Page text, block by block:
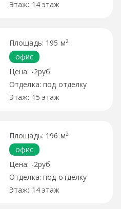
14 этаж
195 м2
офис
-2руб.
под отделку
15 этаж
196 м2
офис
-2руб.
под отделку
14 этаж